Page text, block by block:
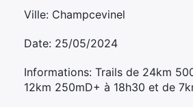
Ville: Champcevinel
Date: 25/05/2024
Informations: Trails de 24km
12km 250mD+ à 18h30 et de